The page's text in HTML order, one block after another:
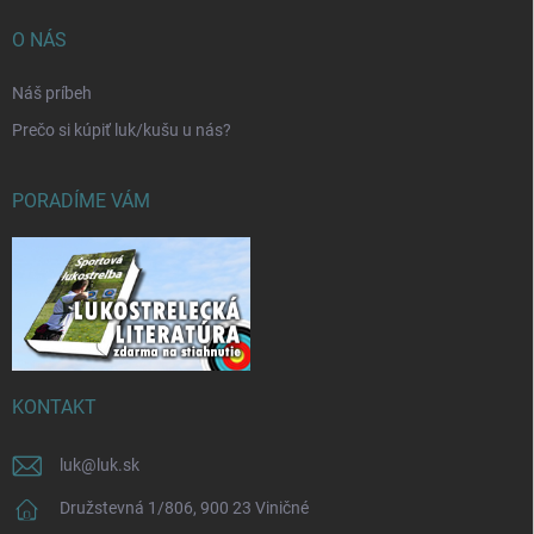
O NÁS
Náš príbeh
Prečo si kúpiť luk/kušu u nás?
PORADÍME VÁM
KONTAKT
luk@ luk.sk
Družstevná 1/806, 900 23 Viničné